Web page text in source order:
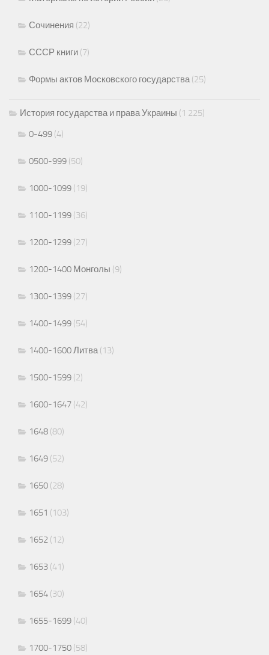
Сочинения (22)
СССР книги (7)
Формы актов Московского государства(25)
История государства и права Украины (1 225)
0-499 (4)
0500-999 (50)
1000-1099 (19)
1100-1199 (36)
1200-1299 (27)
1200-1400 Монголы (9)
1300-1399 (27)
1400-1499 (54)
1400-1600 Литва(13)
1500-1599 (2)
1600-1647 (42)
1648 (80)
1649 (52)
1650 (28)
1651 (103)
1652 (12)
1653 (41)
1654 (30)
1655-1699 (40)
1700-1750 (58)